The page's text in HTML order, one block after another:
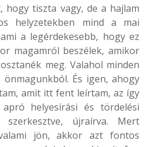
hogy tiszta vagy, de a hajlam
helyzetekben mind a mai
a legérdekesebb, hogy ez
magamról beszélek, amikor
meg. Valahol minden
És igen, ahogy
amit itt fent leírtam, az így
helyesírási és tördelési
újraírva. Mert
jön, akkor azt fontos